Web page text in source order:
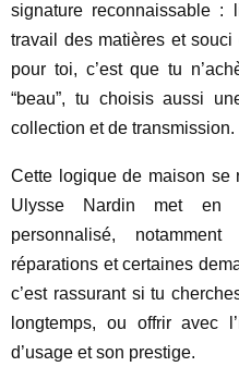
signature reconnaissable :
travail des matières et
pour toi, c’est que tu
“beau”, tu choisis aussi
collection et de transmission.
Cette logique de maison se
Ulysse Nardin met en
personnalisé,
réparations et certaines
c’est rassurant si tu
longtemps, ou offrir avec
d’usage et son prestige.